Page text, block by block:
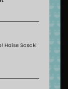
Haise Sasaki